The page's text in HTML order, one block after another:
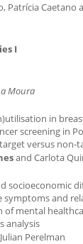
Patrícia Caetano
I
Moura
in
screening in
versus non-
and Carlota
socioeconomic
symptoms and
of mental
analysis
Perelman